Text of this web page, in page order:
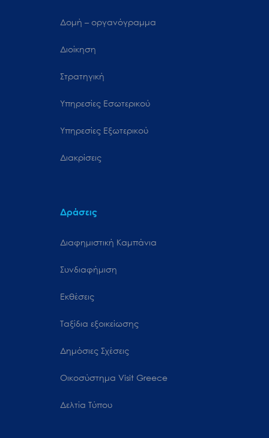
Δομή – οργανόγραμμα
Διοίκηση
Στρατηγική
Υπηρεσίες Εσωτερικού
Υπηρεσίες Εξωτερικού
Διακρίσεις
Δράσεις
Διαφημιστική Καμπάνια
Συνδιαφήμιση
Εκθέσεις
Ταξίδια εξοικείωσης
Δημόσιες Σχέσεις
Oικοσύστημα Visit Greece
Δελτία Τύπου